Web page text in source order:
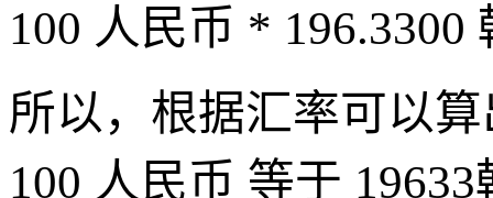
100 人民币 * 196.3300
所以，根据汇率可以
100 人民币 等于